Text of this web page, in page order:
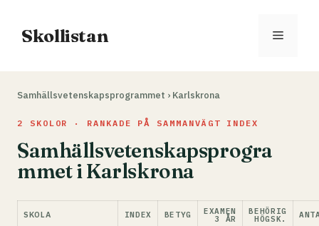
innehåll
Skollistan Meny
Samhällsvetenskapsprogrammet › Karlskrona
2 SKOLOR · RANKADE PÅ SAMMANVÄGT INDEX
Samhällsvetenskapsprogra
mmet i Karlskrona
SKOLA INDEX BETYG EXAMEN
3 ÅR
BEHÖRIG
HÖGSK.